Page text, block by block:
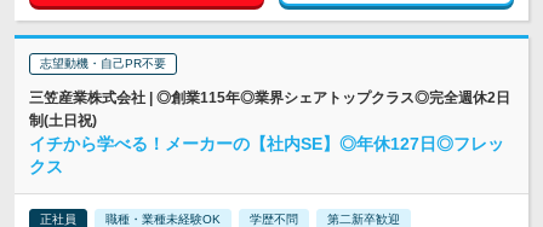
志望動機・自己PR不要
三笠産業株式会社 | ◎創業115年◎業界シェアトップクラス◎完全週休2日
制(土日祝)
イチから学べる！メーカーの【社内SE】◎年休127日◎フレッ
クス
正社員 職種・業種未経験OK 学歴不問 第二新卒歓迎